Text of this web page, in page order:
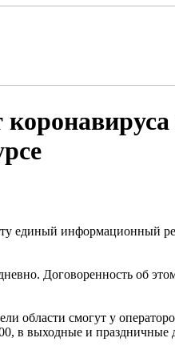
единый информационный
Договоренность об
области смогут у
в выходные и